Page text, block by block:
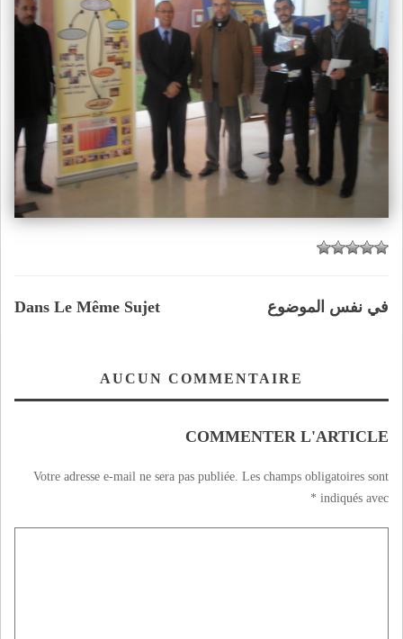
Dans Le Même Sujet في نفس الموضوع
AUCUN COMMENTAIRE
COMMENTER L'ARTICLE
Votre adresse e-mail ne sera pas publiée. Les champs obligatoires sont
indiqués avec
*